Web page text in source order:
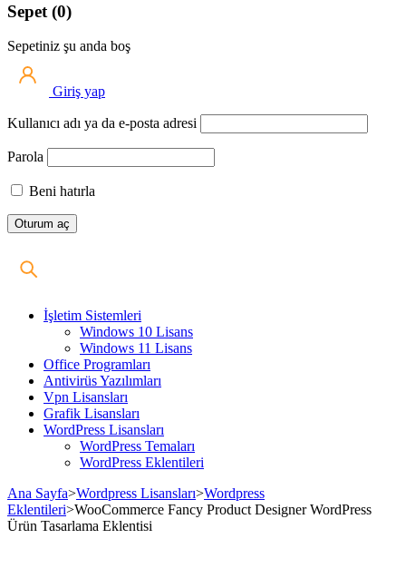
Sepet (0)
Sepetiniz şu anda boş
Giriş yap
Kullanıcı adı ya da e-posta adresi
Parola
Beni hatırla
İşletim Sistemleri
Windows 10 Lisans
Windows 11 Lisans
Office Programları
Antivirüs Yazılımları
Vpn Lisansları
Grafik Lisansları
WordPress Lisansları
WordPress Temaları
WordPress Eklentileri
Ana Sayfa>Wordpress Lisansları>Wordpress
Eklentileri>WooCommerce Fancy Product Designer WordPress
Ürün Tasarlama Eklentisi